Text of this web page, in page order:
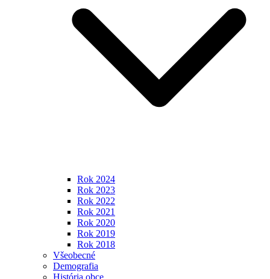
Rok 2024
Rok 2023
Rok 2022
Rok 2021
Rok 2020
Rok 2019
Rok 2018
Všeobecné
Demografia